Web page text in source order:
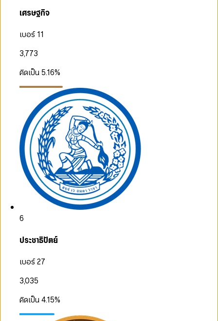
เศรษฐกิจ
เบอร์ 11
3,773
คิดเป็น 5.16%
6
ประชาธิปัตย์
เบอร์ 27
3,035
คิดเป็น4.15%